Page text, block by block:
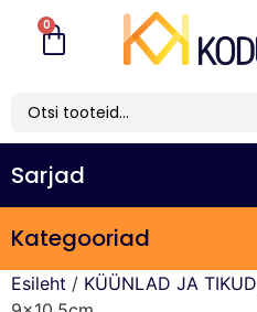
0
Sarjad
Kategooriad
Esileht / KÜÜNLAD JA TIKUD